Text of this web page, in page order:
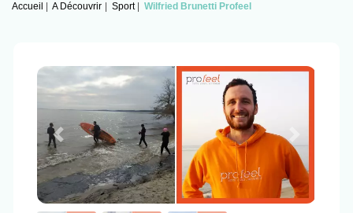
Accueil A Découvrir Sport Wilfried Brunetti Profeel
Previous Next